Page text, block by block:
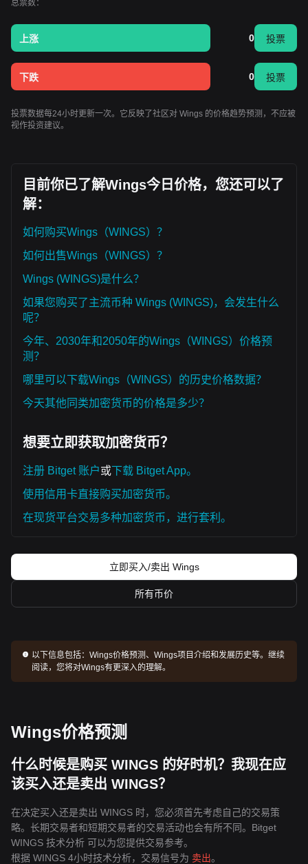
总票数：
上涨 0 投票
下跌 0 投票
投票数据每24小时更新一次。它反映了社区对 Wings 的价格趋势预测，不应被
视作投资建议。
目前你已了解Wings今日价格，您还可以了
解：
如何购买Wings（WINGS）？
如何出售Wings（WINGS）？
Wings (WINGS)是什么？
如果您购买了主流币种 Wings (WINGS)，会发生什么
呢？
今年、2030年和2050年的Wings（WINGS）价格预
测？
哪里可以下载Wings（WINGS）的历史价格数据？
今天其他同类加密货币的价格是多少？
想要立即获取加密货币？
注册 Bitget 账户或下载 Bitget App。
使用信用卡直接购买加密货币。
在现货平台交易多种加密货币，进行套利。
立即买入/卖出 Wings
所有币价
以下信息包括：Wings价格预测、Wings项目介绍和发展历史等。继续
阅读，您将对Wings有更深入的理解。
Wings价格预测
什么时候是购买 WINGS 的好时机？我现在应
该买入还是卖出 WINGS？
在决定买入还是卖出 WINGS 时，您必须首先考虑自己的交易策
略。长期交易者和短期交易者的交易活动也会有所不同。Bitget
WINGS 技术分析 可以为您提供交易参考。
根据 WINGS 4小时技术分析，交易信号为 卖出。